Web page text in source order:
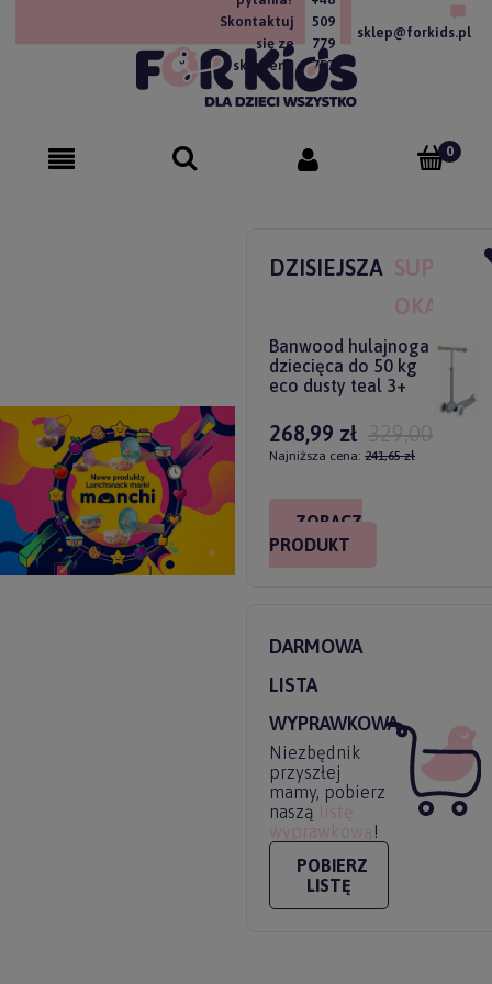
Skontaktuj
się ze
sklepem!
509
779
757
sklep@forkids.pl
DZISIEJSZA SUPER
OKAZJA
Banwood hulajnoga
dziecięca do 50 kg
eco dusty teal 3+
268,99 zł 329,00 zł
Najniższa cena: 241,65 zł
ZOBACZ
PRODUKT
DARMOWA
LISTA
WYPRAWKOWA
Niezbędnik
przyszłej
mamy, pobierz
naszą
listę
wyprawkową !
POBIERZ
LISTĘ